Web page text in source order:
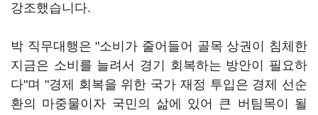
강조했습니다.
박 직무대행은 "소비가 줄어들어 골목 상권이 침체한
지금은 소비를 늘려서 경기 회복하는 방안이 필요하
다"며 "경제 회복을 위한 국가 재정 투입은 경제 선순
환의 마중물이자 국민의 삶에 있어 큰 버팀목이 될